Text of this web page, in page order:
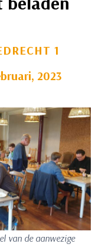
1
2023
van de aanwezige